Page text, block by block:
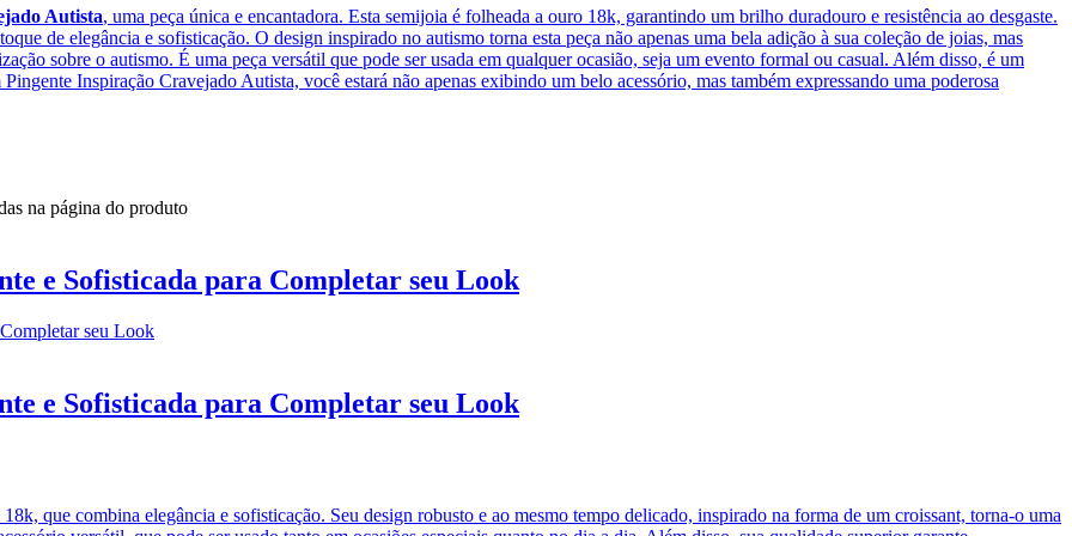
Autista, uma peça única e encantadora. Esta semijoia é folheada a ouro 18k, garantindo um brilho duradouro e resistência ao desgaste.
de elegância e sofisticação. O design inspirado no autismo torna esta peça não apenas uma bela adição à sua coleção de joias, mas
sobre o autismo. É uma peça versátil que pode ser usada em qualquer ocasião, seja um evento formal ou casual. Além disso, é um
Inspiração Cravejado Autista, você estará não apenas exibindo um belo acessório, mas também expressando uma poderosa
na página do produto
e Sofisticada para Completar seu Look
e Sofisticada para Completar seu Look
que combina elegância e sofisticação. Seu design robusto e ao mesmo tempo delicado, inspirado na forma de um croissant, torna-o uma